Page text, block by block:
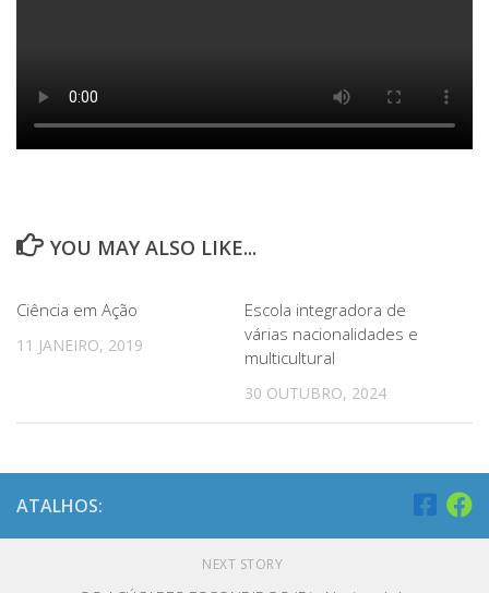
YOU MAY ALSO LIKE...
Ciência em Ação
11 JANEIRO, 2019
Escola integradora de
várias nacionalidades e
multicultural
30 OUTUBRO, 2024
ATALHOS:
NEXT STORY